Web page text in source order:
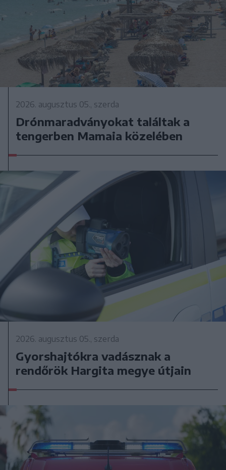
2026. augusztus 05., szerda
Drónmaradványokat találtak a
tengerben Mamaia közelében
2026. augusztus 05., szerda
Gyorshajtókra vadásznak a
rendőrök Hargita megye útjain